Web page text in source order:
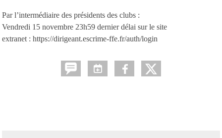
Par l’intermédiaire des présidents des clubs :
Vendredi 15 novembre 23h59 dernier délai sur le site
extranet : https://dirigeant.escrime-ffe.fr/auth/login